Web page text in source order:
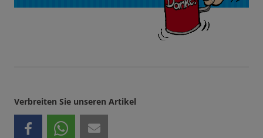
Verbreiten Sie unseren Artikel